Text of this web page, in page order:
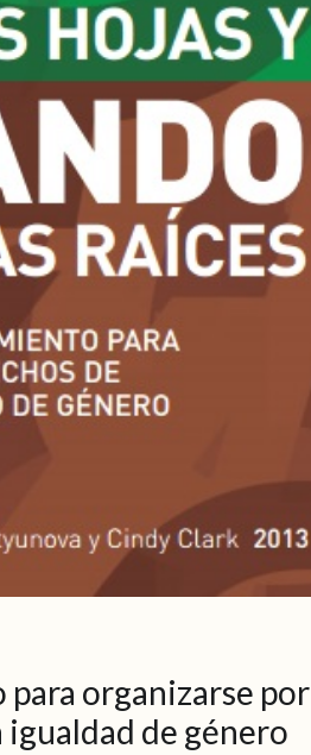
organizarse por
igualdad de género